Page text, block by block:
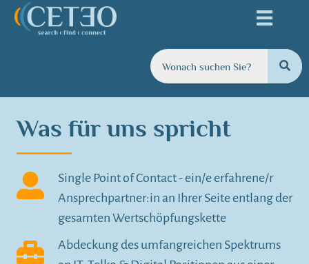
Was für uns spricht
Single Point of Contact - ein/e erfahrene/r
Ansprechpartner:in an Ihrer Seite entlang der
gesamten Wertschöpfungskette
Abdeckung des umfangreichen Spektrums